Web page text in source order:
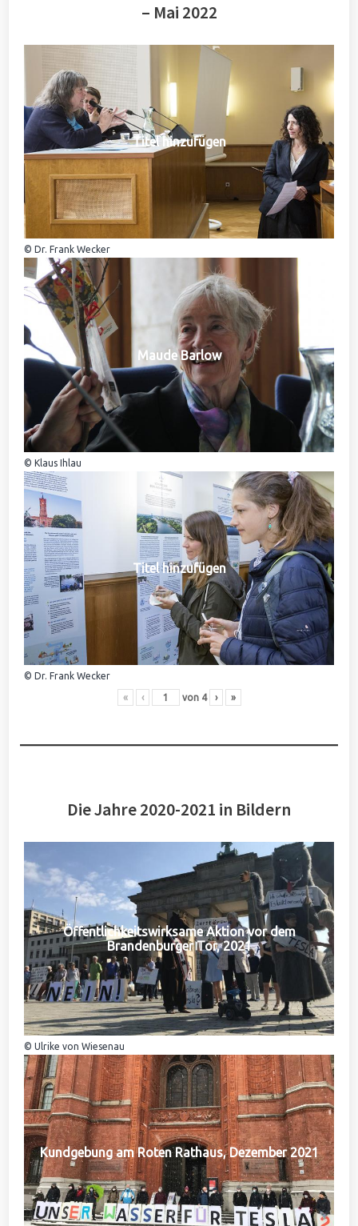
– Mai 2022
Titel hinzufügen
© Dr. Frank Wecker
Maude Barlow
© Klaus Ihlau
Titel hinzufügen
© Dr. Frank Wecker
« ‹ von 4 › »
Die Jahre 2020-2021 in Bildern
Öffentlichkeitswirksame Aktion vor dem
Brandenburger Tor, 2021
© Ulrike von Wiesenau
Kundgebung am Roten Rathaus, Dezember 2021